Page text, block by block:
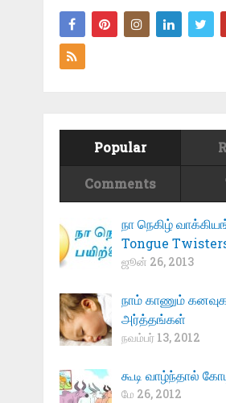
Popular
Comments
நா நெகிழ்
Tongue
ஜூன் 26, 2013
நாம் காணும்
அர்த்தங்கள்
நவம்பர் 13, 2012
கூடி வாழ்ந்தால்
மே 26, 2012